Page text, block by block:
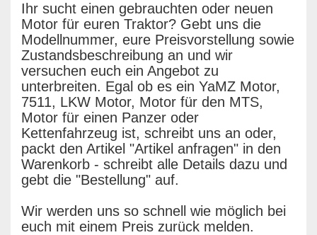
Ihr sucht einen gebrauchten oder neuen
Motor für euren Traktor? Gebt uns die
Modellnummer, eure Preisvorstellung sowie
Zustandsbeschreibung an und wir
versuchen euch ein Angebot zu
unterbreiten. Egal ob es ein YaMZ Motor,
7511, LKW Motor, Motor für den MTS,
Motor für einen Panzer oder
Kettenfahrzeug ist, schreibt uns an oder,
packt den Artikel "Artikel anfragen" in den
Warenkorb - schreibt alle Details dazu und
gebt die "Bestellung" auf.
Wir werden uns so schnell wie möglich bei
euch mit einem Preis zurück melden.